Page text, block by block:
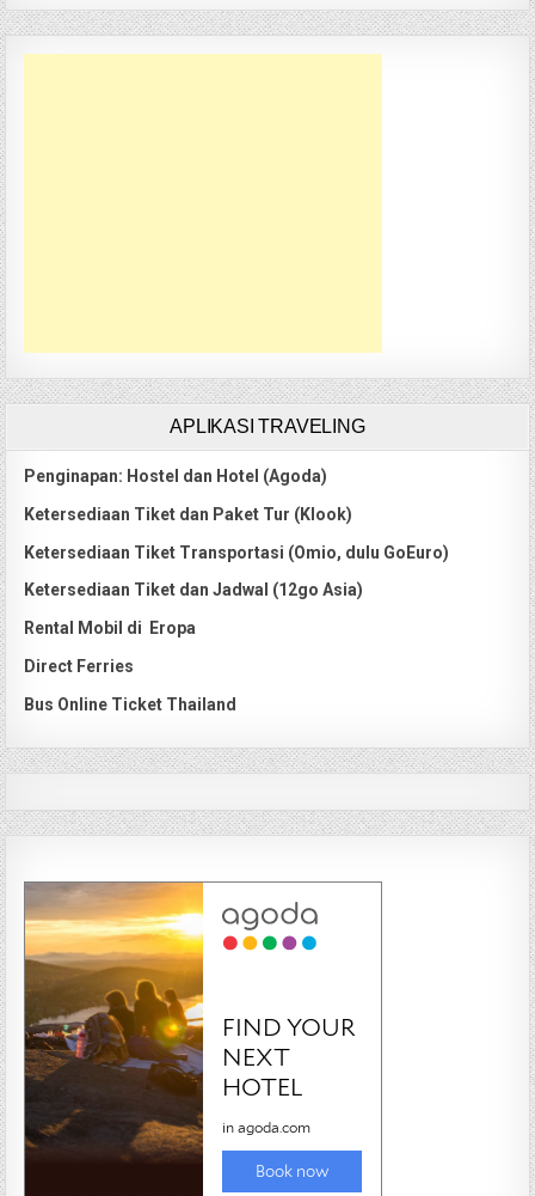
APLIKASI TRAVELING
Penginapan: Hostel dan Hotel (Agoda)
Ketersediaan Tiket dan Paket Tur (Klook)
Ketersediaan Tiket Transportasi (Omio, dulu GoEuro)
Ketersediaan Tiket dan Jadwal (12go Asia)
Rental Mobil di Eropa
Direct Ferries
Bus Online Ticket Thailand